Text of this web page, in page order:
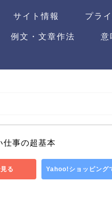
サイト情報 プラ
例文・文章作法 意
仕事の超基本
る Yahoo!ショッピング